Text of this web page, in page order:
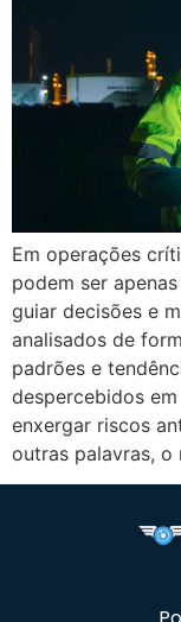
Em operações
podem ser
guiar decisões e
analisados de
padrões e
despercebidos
enxergar riscos
outras palavras,